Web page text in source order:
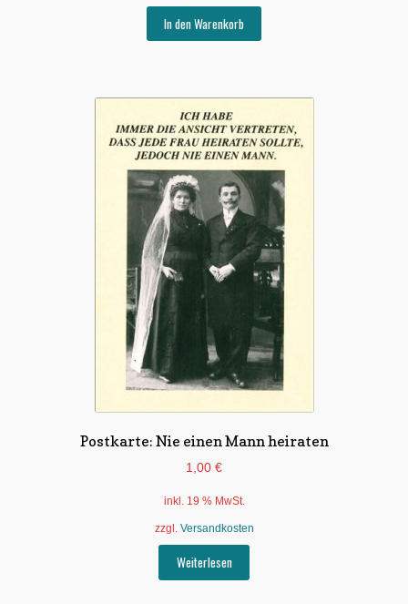
In den Warenkorb
Postkarte: Nie einen Mann heiraten
1,00 €
inkl. 19 % MwSt.
zzgl. Versandkosten
Weiterlesen